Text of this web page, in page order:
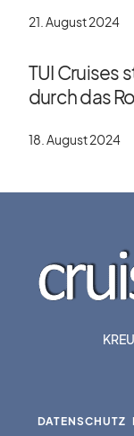
21. August 2024
TUI Cruises
durch das
18. August 2024
DATENSCHUTZ